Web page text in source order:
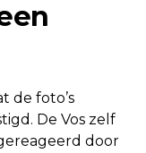
de foto’s
De Vos zelf
door